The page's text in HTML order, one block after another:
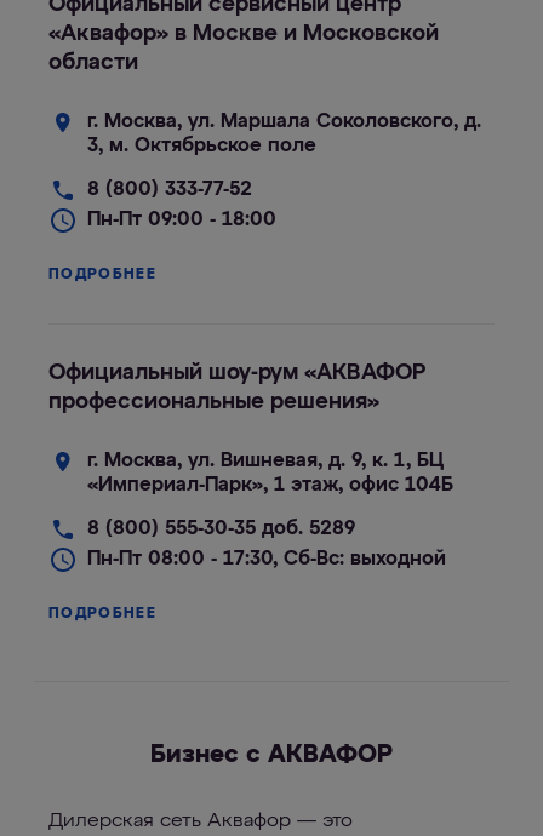
Официальный сервисный центр
«Аквафор» в Москве и Московской
области
г. Москва, ул. Маршала Соколовского, д.
3, м. Октябрьское поле
8 (800) 333-77-52
Пн-Пт 09:00 - 18:00
ПОДРОБНЕЕ
Официальный шоу-рум «АКВАФОР
профессиональные решения»
г. Москва, ул. Вишневая, д. 9, к. 1, БЦ
«Империал-Парк», 1 этаж, офис 104Б
8 (800) 555-30-35 доб. 5289
Пн-Пт 08:00 - 17:30, Сб-Вс: выходной
ПОДРОБНЕЕ
Бизнес с АКВАФОР
Дилерская сеть Аквафор — это